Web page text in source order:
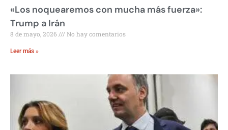
«Los noquearemos con mucha más fuerza»:
Trump a Irán
8 de mayo, 2026 No hay comentarios
Leer más »